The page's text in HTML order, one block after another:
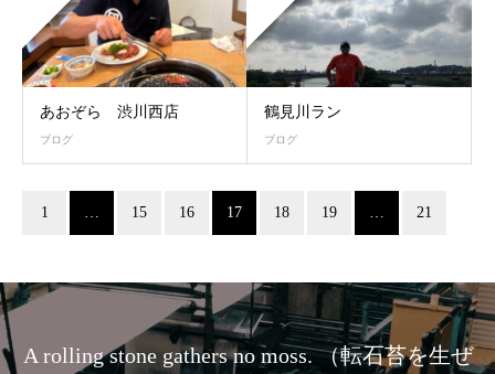
あおぞら 渋川西店
ブログ
鶴見川ラン
ブログ
1 15 16 17 18 19 21
A rolling stone gathers no moss. （転石苔を生ぜ